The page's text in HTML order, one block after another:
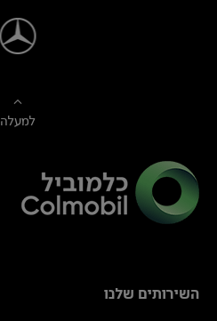
למעלה
השירותים שלנו